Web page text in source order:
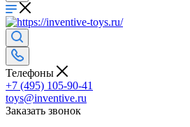
Телефоны
+7 (495) 105-90-41
toys@inventive.ru
Заказать звонок